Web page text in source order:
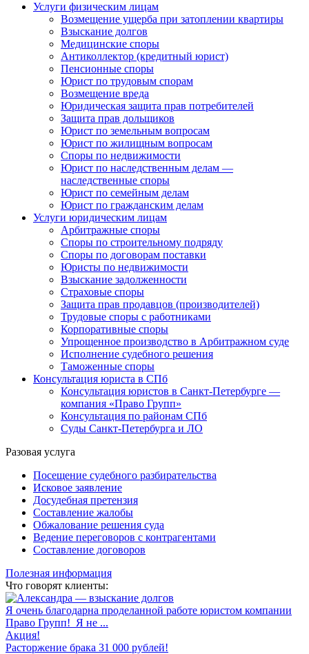
Услуги физическим лицам
Возмещение ущерба при затоплении квартиры
Взыскание долгов
Медицинские споры
Антиколлектор (кредитный юрист)
Пенсионные споры
Юрист по трудовым спорам
Возмещение вреда
Юридическая защита прав потребителей
Защита прав дольщиков
Юрист по земельным вопросам
Юрист по жилищным вопросам
Споры по недвижимости
Юрист по наследственным делам —
наследственные споры
Юрист по семейным делам
Юрист по гражданским делам
Услуги юридическим лицам
Арбитражные споры
Споры по строительному подряду
Споры по договорам поставки
Юристы по недвижимости
Взыскание задолженности
Страховые споры
Защита прав продавцов (производителей)
Трудовые споры с работниками
Корпоративные споры
Упрощенное производство в Арбитражном суде
Исполнение судебного решения
Таможенные споры
Консультация юриста в СПб
Консультация юристов в Санкт-Петербурге —
компания «Право Групп»
Консультация по районам СПб
Суды Санкт-Петербурга и ЛО
Разовая услуга
Посещение судебного разбирательства
Исковое заявление
Досудебная претензия
Составление жалобы
Обжалование решения суда
Ведение переговоров с контрагентами
Составление договоров
Полезная информация
Что говорят клиенты:
Я очень благодарна проделанной работе юристом компании
Право Групп! Я не ...
Акция!
Расторжение брака 31 000 рублей!